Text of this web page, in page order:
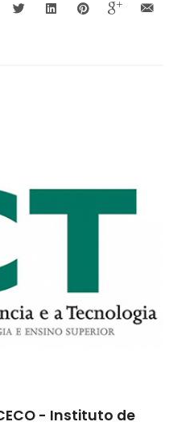
com